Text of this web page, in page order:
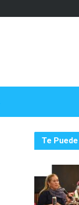
Te